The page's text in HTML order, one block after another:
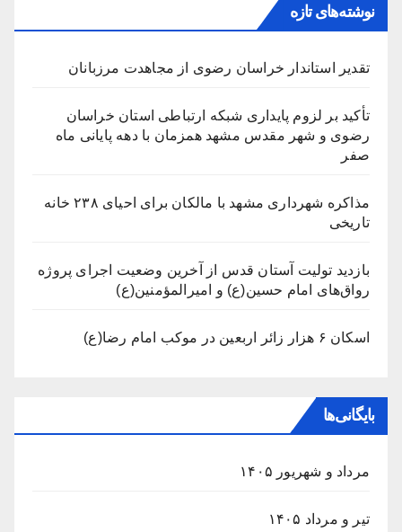
نوشته‌های تازه
تقدیر استاندار خراسان رضوی از مجاهدت مرزبانان
تأکید بر لزوم پایداری شبکه ارتباطی استان خراسان
رضوی و شهر مقدس مشهد همزمان با دهه پایانی ماه
صفر
مذاکره شهرداری مشهد با مالکان برای احیای ۲۳۸ خانه
تاریخی
بازدید تولیت آستان قدس از آخرین وضعیت اجرای پروژه
رواق‌های امام حسین(ع) و امیرالمؤمنین(ع)
اسکان ۶ هزار زائر اربعین در موکب امام رضا(ع)
بایگانی‌ها
مرداد و شهریور ۱۴۰۵
تیر و مرداد ۱۴۰۵